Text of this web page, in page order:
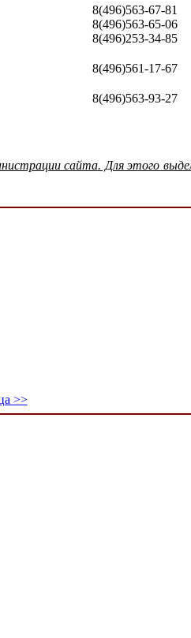
8(496)563-67-81
8(496)563-65-06
8(496)253-34-85
8(496)561-17-67
8(496)563-93-27
сайта. Для этого
>>